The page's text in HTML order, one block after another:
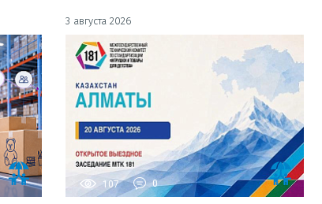
3 августа 2026
107 0